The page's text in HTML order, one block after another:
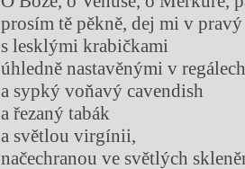
prosím tě pěkně, dej mi v
s lesklými krabičkami
úhledně nastavěnými v regálech
a sypký voňavý cavendish
a řezaný tabák
a světlou virgínii,
načechranou ve světlých